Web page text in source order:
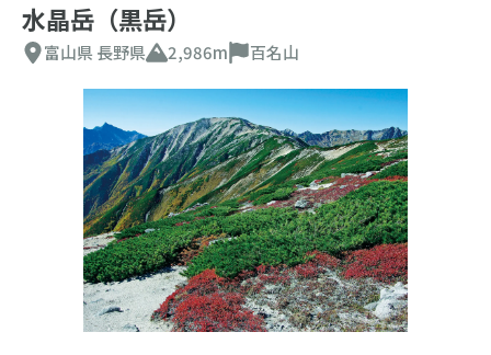
水晶岳（黒岳）
富山県 長野県 2,986m 百名山